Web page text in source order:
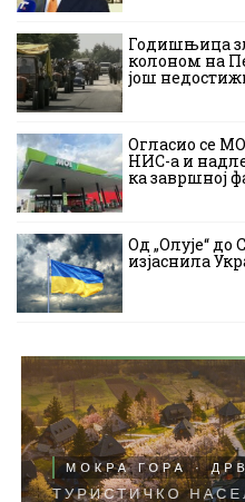
Годишњица
колоном на
још
Огласио се
НИС-а и
ка завршној
Од „Олује“ до
изјаснила